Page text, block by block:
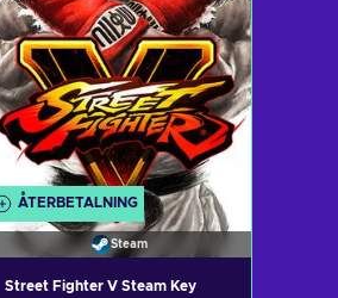
ÅTERBETALNING
Steam
Street Fighter V Steam Key